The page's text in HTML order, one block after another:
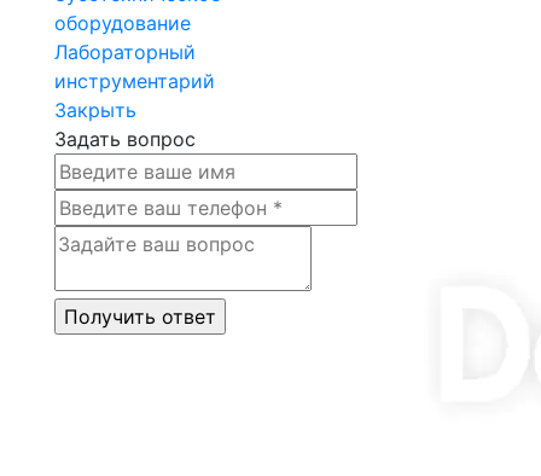
оборудование
Лабораторный
инструментарий
Закрыть
Задать вопрос